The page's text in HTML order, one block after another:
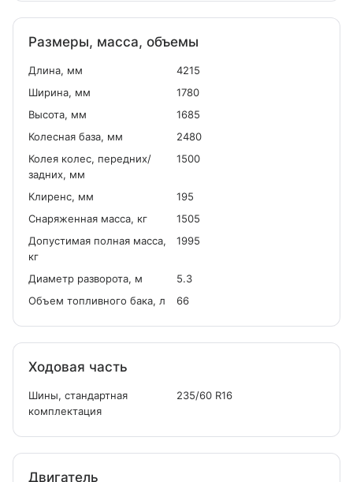
Размеры, масса, объемы
Длина, мм
4215
Ширина, мм
1780
Высота, мм
1685
Колесная база, мм
2480
Колея колес, передних/
задних, мм
1500
Клиренс, мм
195
Снаряженная масса, кг
1505
Допустимая полная масса,
кг
1995
Диаметр разворота, м
5.3
Объем топливного бака, л
66
Ходовая часть
Шины, стандартная
комплектация
235/60 R16
Двигатель